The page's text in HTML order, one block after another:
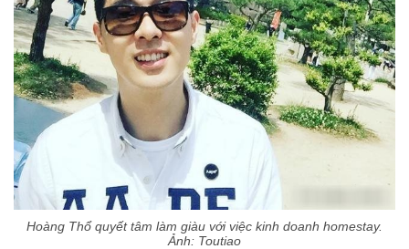
Hoàng Thổ quyết tâm làm giàu với việc kinh doanh homestay.
Ảnh: Toutiao